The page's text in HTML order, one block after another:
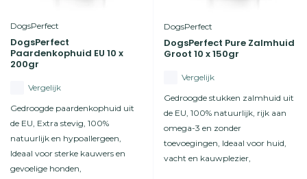
DogsPerfect
DogsPerfect
Paardenkophuid EU 10 x
200gr
Vergelijk
Gedroogde paardenkophuid uit
de EU, Extra stevig, 100%
natuurlijk en hypoallergeen,
Ideaal voor sterke kauwers en
gevoelige honden,
DogsPerfect
DogsPerfect Pure Zalmhuid
Groot 10 x 150gr
Vergelijk
Gedroogde stukken zalmhuid uit
de EU, 100% natuurlijk, rijk aan
omega-3 en zonder
toevoegingen, Ideaal voor huid,
vacht en kauwplezier,